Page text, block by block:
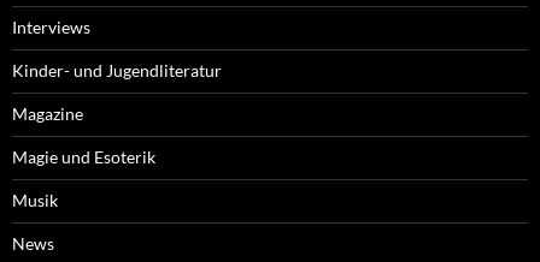
Interviews
Kinder- und Jugendliteratur
Magazine
Magie und Esoterik
Musik
News